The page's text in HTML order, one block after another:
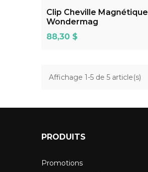
Clip Cheville Magnétique
Wondermag
Prix
88,30 $
Affichage 1-5 de 5 article(s)
PRODUITS
Promotions